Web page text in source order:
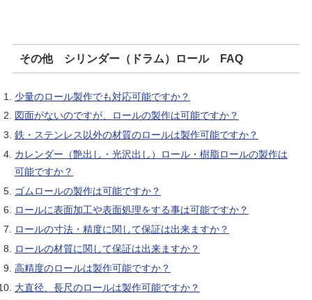
その他 シリンダー（ドラム）ロール FAQ
少量のロール製作でも対応可能ですか？
図面がないのですが、ロールの製作は可能ですか？
鉄・ステンレス以外の材質のロールは製作可能ですか？
カレンダー（艶出し・光沢出し）ロール・樹脂ロールの製作は
可能ですか？
ゴムロールの製作は可能ですか？
ロールに表面加工や表面処理をする事は可能ですか？
ロールの寸法・精度に関して保証は出来ますか？
ロールの材質に関して保証は出来ますか？
高精度のロールは製作可能ですか？
大直径、長尺のロールは製作可能ですか？